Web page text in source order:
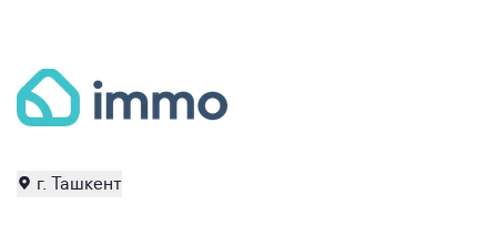
г. Ташкент